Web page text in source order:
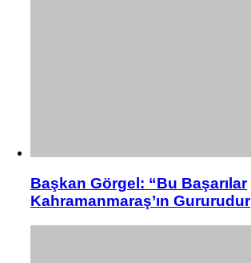
Başkan Görgel: “Bu Başarılar
Kahramanmaraş’ın Gururudur